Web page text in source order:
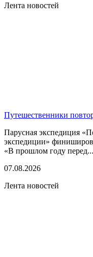
Лента новостей
Путешественники
Парусная экспедиция
экспедиции»
«В прошлом году перед...
07.08.2026
Лента новостей